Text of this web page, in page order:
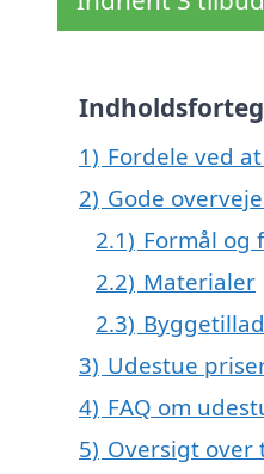
1) Fordele ved
2) Gode
2.1) Formål og
2.2) Materialer
2.3)
3) Udestue
4) FAQ om
5) Oversigt over